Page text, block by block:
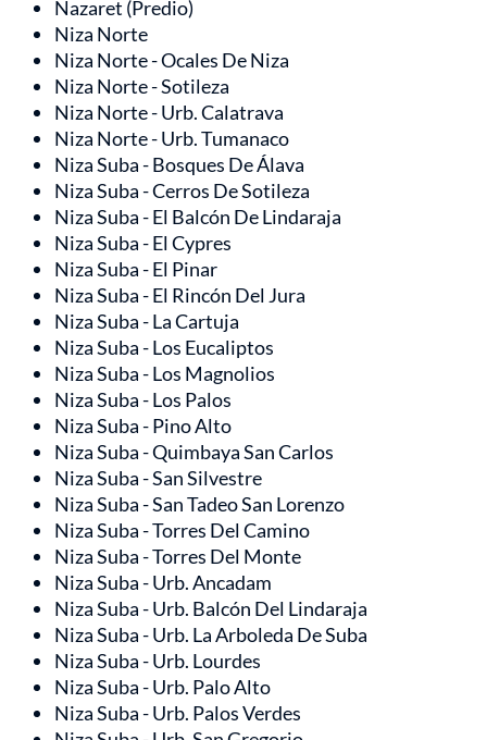
Nazaret (Predio)
Niza Norte
Niza Norte - Ocales De Niza
Niza Norte - Sotileza
Niza Norte - Urb. Calatrava
Niza Norte - Urb. Tumanaco
Niza Suba - Bosques De Álava
Niza Suba - Cerros De Sotileza
Niza Suba - El Balcón De Lindaraja
Niza Suba - El Cypres
Niza Suba - El Pinar
Niza Suba - El Rincón Del Jura
Niza Suba - La Cartuja
Niza Suba - Los Eucaliptos
Niza Suba - Los Magnolios
Niza Suba - Los Palos
Niza Suba - Pino Alto
Niza Suba - Quimbaya San Carlos
Niza Suba - San Silvestre
Niza Suba - San Tadeo San Lorenzo
Niza Suba - Torres Del Camino
Niza Suba - Torres Del Monte
Niza Suba - Urb. Ancadam
Niza Suba - Urb. Balcón Del Lindaraja
Niza Suba - Urb. La Arboleda De Suba
Niza Suba - Urb. Lourdes
Niza Suba - Urb. Palo Alto
Niza Suba - Urb. Palos Verdes